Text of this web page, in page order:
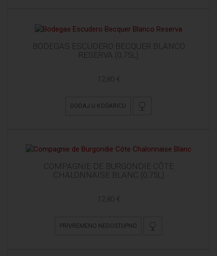
BODEGAS ESCUDERO BECQUER BLANCO
RESERVA (0,75L)
12,80 €
DODAJ U KOŠARICU
COMPAGNIE DE BURGONDIE CÔTE
CHALONNAISE BLANC (0,75L)
12,80 €
PRIVREMENO NEDOSTUPNO